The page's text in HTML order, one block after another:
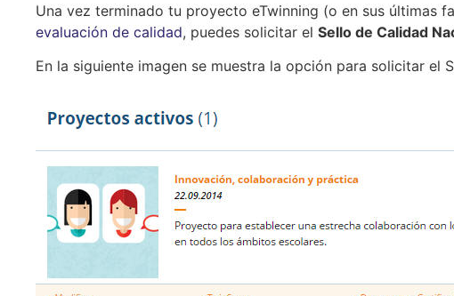
Una vez terminado tu proyecto eTwinning (o en sus últimas
evaluación de calidad, puedes solicitar el Sello de Calidad
En la siguiente imagen se muestra la opción para solicitar el